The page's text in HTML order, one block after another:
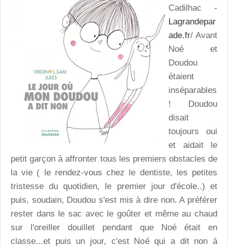
Cadilhac -
Lagrandepar
ade.fr/ Avant
Noé et
Doudou
étaient
inséparables
! Doudou
disait
toujours oui
et aidait le
petit garçon à affronter tous les premiers obstacles de
la vie ( le rendez-vous chez le dentiste, les petites
tristesse du quotidien, le premier jour d'école..) et
puis, soudain, Doudou s'est mis à dire non. A préférer
rester dans le sac avec le goûter et même au chaud
sur l'oreiller douillet pendant que Noé était en
classe...et puis un jour, c'est Noé qui a dit non à